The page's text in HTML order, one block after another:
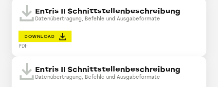
Entris II Schnittstellenbeschreibung
Datenübertragung, Befehle und Ausgabeformate
DOWNLOAD
PDF
Entris II Schnittstellenbeschreibung
Datenübertragung, Befehle und Ausgabeformate